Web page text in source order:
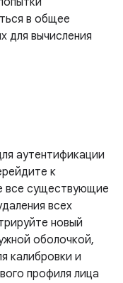
в общее
для вычисления
аутентификации
к
все существующие
всех
новый
оболочкой,
калибровки и
профиля лица